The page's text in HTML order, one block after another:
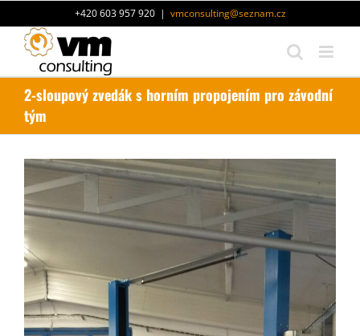
na
obsah
+420 603 957 920 | vmconsulting@seznam.cz
2-sloupový zvedák s horním propojením pro závodní
tým